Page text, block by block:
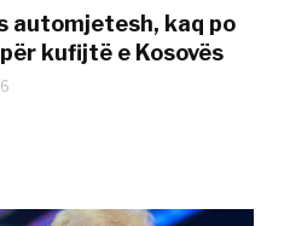
automjetesh, kaq po
kufijtë e Kosovës